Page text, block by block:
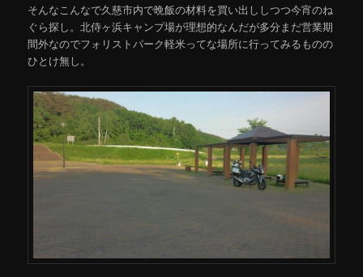
そんなこんなで久慈市内で晩飯の材料を買い出ししつつ今宵のね
ぐら探し。北侍ヶ浜キャンプ場が理想的なんだが多分まだ営業期
間外なのでフォリストパーク軽米ってな場所に行ってみるものの
ひとけ無し。